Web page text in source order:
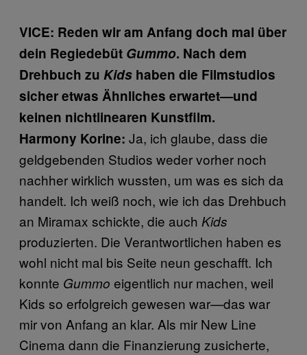
VICE: Reden wir am Anfang doch mal über
dein Regiedebüt Gummo. Nach dem
Drehbuch zu Kids haben die Filmstudios
sicher etwas Ähnliches erwartet—und
keinen nichtlinearen Kunstfilm.
Harmony Korine: Ja, ich glaube, dass die
geldgebenden Studios weder vorher noch
nachher wirklich wussten, um was es sich da
handelt. Ich weiß noch, wie ich das Drehbuch
an Miramax schickte, die auch Kids
produzierten. Die Verantwortlichen haben es
wohl nicht mal bis Seite neun geschafft. Ich
konnte Gummo eigentlich nur machen, weil
Kids so erfolgreich gewesen war—das war
mir von Anfang an klar. Als mir New Line
Cinema dann die Finanzierung zusicherte,